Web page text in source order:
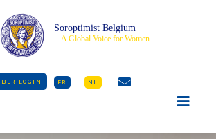
Soroptimist Belgium
A Global Voice for Women
LOGIN FR NL